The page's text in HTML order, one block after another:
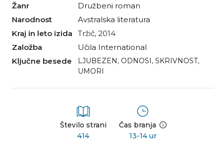
Žanr
družbeni roman
Narodnost
avstralska literatura
Kraj in leto izida
Tržič, 2014
Založba
Učila International
Ključne besede
LJUBEZEN, ODNOSI, SKRIVNOST,
UMORI
Število strani
414
Čas branja
13-14 ur